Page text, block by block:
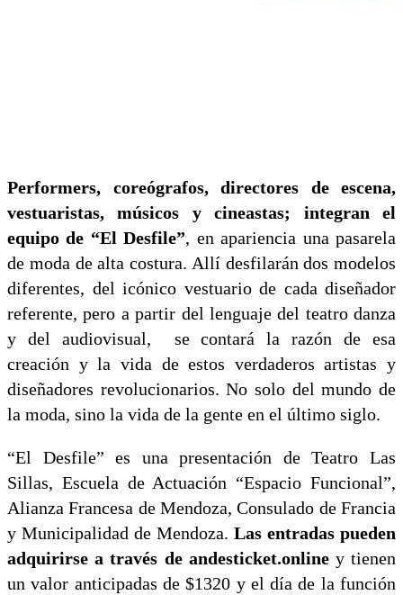
Performers, coreógrafos, directores de escena,
vestuaristas, músicos y cineastas; integran el
equipo de “El Desfile”, en apariencia una pasarela
de moda de alta costura. Allí desfilarán dos modelos
diferentes, del icónico vestuario de cada diseñador
referente, pero a partir del lenguaje del teatro danza
y del audiovisual, se contará la razón de esa
creación y la vida de estos verdaderos artistas y
diseñadores revolucionarios. No solo del mundo de
la moda, sino la vida de la gente en el último siglo.
“El Desfile” es una presentación de Teatro Las
Sillas, Escuela de Actuación “Espacio Funcional”,
Alianza Francesa de Mendoza, Consulado de Francia
y Municipalidad de Mendoza. Las entradas pueden
adquirirse a través de andesticket.onliney tienen
un valor anticipadas de $1320 y el día de la función